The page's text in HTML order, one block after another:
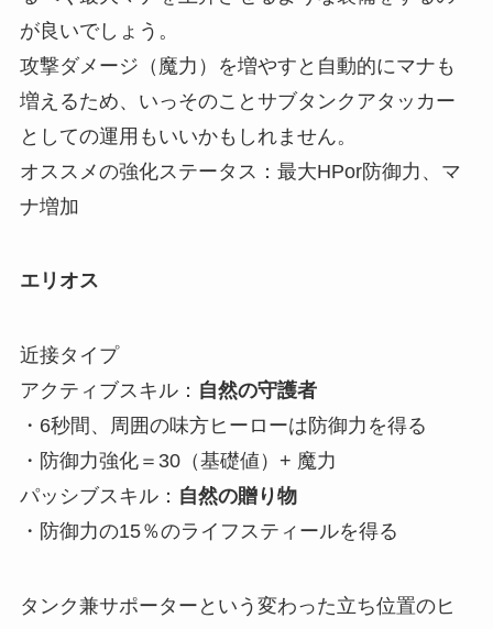
が良いでしょう。
攻撃ダメージ（魔力）を増やすと自動的にマナも
増えるため、いっそのことサブタンクアタッカー
としての運用もいいかもしれません。
オススメの強化ステータス：最大HPor防御力、マ
ナ増加
エリオス
近接タイプ
アクティブスキル： 自然の守護者
・6秒間、周囲の味方ヒーローは防御力を得る
・防御力強化＝30（基礎値）+ 魔力
パッシブスキル： 自然の贈り物
・ 防御力の15％のライフスティールを得る
タンク兼サポーターという変わった立ち位置のヒ